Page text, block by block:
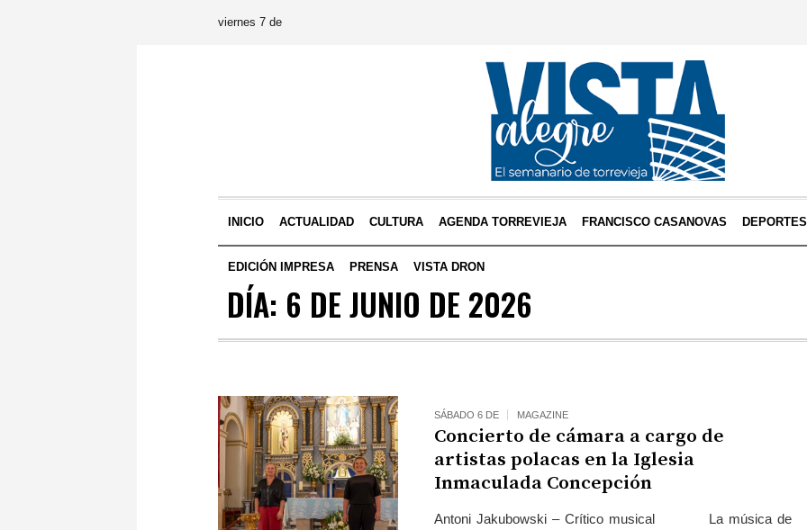
viernes 7 de
INICIO ACTUALIDAD CULTURA AGENDA TORREVIEJA FRANCISCO CASANOVAS DEPORTES
EDICIÓN IMPRESA PRENSA VISTA DRON
DÍA: 6 DE JUNIO DE 2026
SÁBADO 6 DE MAGAZINE
Concierto de cámara a cargo de
artistas polacas en la Iglesia
Inmaculada Concepción
Antoni Jakubowski – Crítico musical La música de